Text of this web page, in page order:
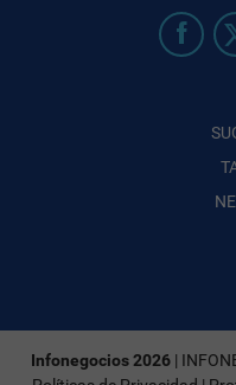
Infonegocios 2026 |